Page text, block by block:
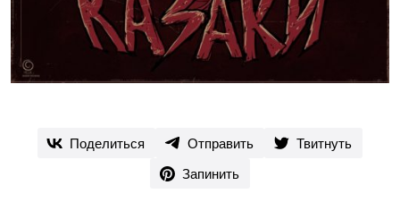
Поделиться Отправить
Твитнуть
Запинить